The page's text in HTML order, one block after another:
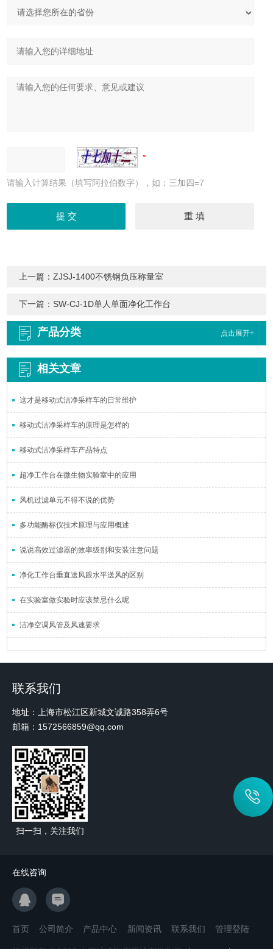
请输入计算结果（填写阿拉伯数字），如：三加四=7
上一篇：ZJSJ-1400不锈钢负压称量室
下一篇： SW-CJ-1D单人单面净化工作台
产品分类 点击展开+
相关文章
这才是移动式洁净采样车的日常维护
移动式洁净采样车的原理是怎样的
移动式洁净采样车产品特点
超净工作台在微生物实验室中的应用
风机过滤单元不得不说的优势
多功能酶标仪技术原理与应用概述
说说高效过滤器的效率级别和安装注意问题​
净化工作台垂直送风跟水平送风的区别
在实验室做实验时应该禁忌什么呢
洁净空调风管及风速要求
联系我们
地址：上海市松江区新城文诚路358弄6号
邮箱：1572566859@qq.com
扫一扫，关注我们
在线咨询
首页 公司简介 产品中心 新闻资讯 联系我们 管理登陆